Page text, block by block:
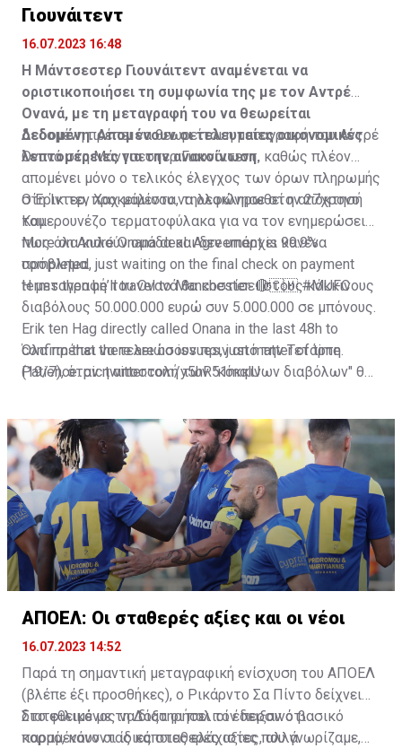
Γιουνάιτεντ
16.07.2023 16:48
Η Μάντσεστερ Γιουνάιτεντ αναμένεται να
οριστικοποιήσει τη συμφωνία της με τον Αντρέ
Ονανά, με τη μεταγραφή του να θεωρείται
δεδομένη. Απομένουν οι τελευταίες οικονομικές
λεπτομέρειες για την ανακοίνωση.
Δεδομένη πρέπει να θεωρείται η μεταγραφή του Αντρέ
Ονανά στη Μάντσεστερ Γιουνάιτεντ, καθώς πλέον
απομένει μόνο ο τελικός έλεγχος των όρων πληρωμής
στη Ίντερ, προκειμένου να ολοκληρωθεί η απόκτησή
του.
Ο Έρικ τεν Χαχ μάλιστα, τηλεφώνησε στον 27χρονο
Καμερουνέζο τερματοφύλακα για να τον ενημερώσει
πως όλα κυλούν ομάδα και δεν υπάρχει κανένα
πρόβλημα.
More on André Onana deal. Agreement is 99.9%
completed, just waiting on the final check on payment
terms then he’ll travel to Manchester. 🔴🇨🇲#MUFC
Erik ten Hag directly called Onana in the last 48h to
confirm that there are no issues, just matter of time.
Patience.pic.twitter.com/y5hR51mqlU
Η μεταγραφή του Ονανά θα κοστίσει στους κόκκινους
διαβόλους 50.000.000 ευρώ συν 5.000.000 σε μπόνους.
Όλα πρέπει να τελειώσουν πριν από την Τετάρτη
(19/7), όταν η αποστολή των "κόκκινων διαβόλων" θα
ΑΠΟΕΛ: Οι σταθερές αξίες και οι νέοι
16.07.2023 14:52
Παρά τη σημαντική μεταγραφική ενίσχυση του ΑΠΟΕΛ
(βλέπε έξι προσθήκες), ο Ρικάρντο Σα Πίντο δείχνει
διατεθειμένος να διατηρήσει τον περσινό βασικό
κορμό, κάνοντας κάποιες ελάχιστες, αλλά
Στο φιλικό με τη Δόξα οι παλιοί έδειξαν ότι
παραμένουν οι ίδιες σταθερές αξίες που γνωρίζαμε,